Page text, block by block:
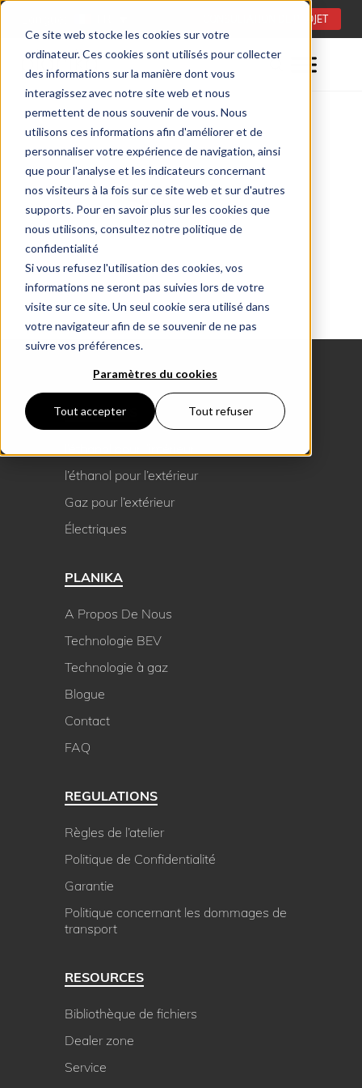
Ce site web stocke les cookies sur votre
ordinateur. Ces cookies sont utilisés pour collecter
des informations sur la manière dont vous
interagissez avec notre site web et nous
permettent de nous souvenir de vous. Nous
utilisons ces informations afin d'améliorer et de
personnaliser votre expérience de navigation, ainsi
que pour l'analyse et les indicateurs concernant
nos visiteurs à la fois sur ce site web et sur d'autres
supports. Pour en savoir plus sur les cookies que
nous utilisons, consultez notre politique de
confidentialité
Si vous refusez l'utilisation des cookies, vos
informations ne seront pas suivies lors de votre
visite sur ce site. Un seul cookie sera utilisé dans
votre navigateur afin de se souvenir de ne pas
suivre vos préférences.
Paramètres du cookies
Tout accepter Tout refuser
CONSULTATION DE PROJET
PRODUCTS
l’éthanol pour l’extérieur
Gaz pour l’extérieur
Électriques
PLANIKA
A Propos De Nous
Technologie BEV
Technologie à gaz
Blogue
Contact
FAQ
REGULATIONS
Règles de l’atelier
Politique de Confidentialité
Garantie
Politique concernant les dommages de
transport
RESOURCES
Bibliothèque de fichiers
Dealer zone
Service